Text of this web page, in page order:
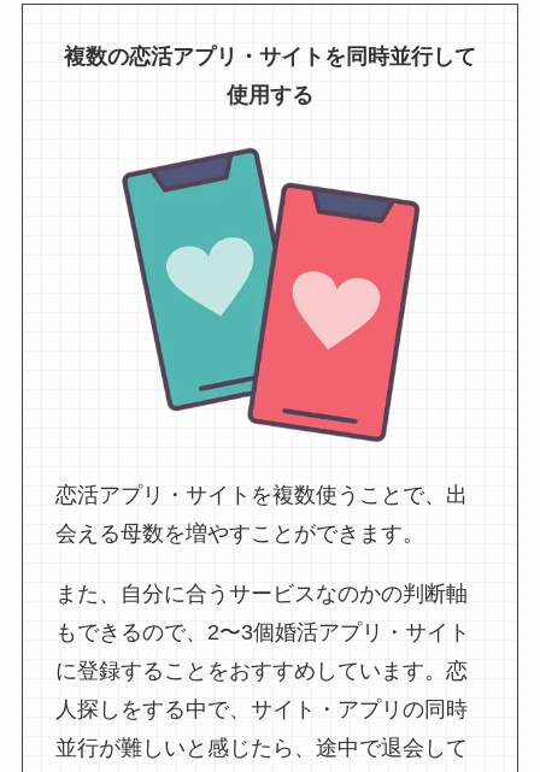
複数の恋活アプリ・サイトを同時並行して
使用する
恋活アプリ・サイトを複数使うことで、出
会える母数を増やすことができます。
また、自分に合うサービスなのかの判断軸
もできるので、2〜3個婚活アプリ・サイト
に登録することをおすすめしています。恋
人探しをする中で、サイト・アプリの同時
並行が難しいと感じたら、途中で退会して